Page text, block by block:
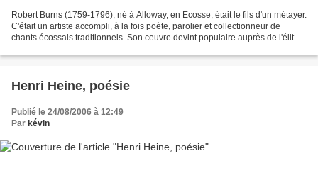
Robert Burns (1759-1796), né à Alloway, en Ecosse, était le fils d'un métayer.
C'était un artiste accompli, à la fois poète, parolier et collectionneur de
chants écossais traditionnels. Son ceuvre devint populaire auprès de l'élite
Henri Heine, poésie
Publié le 24/08/2006 à 12:49
Par kévin